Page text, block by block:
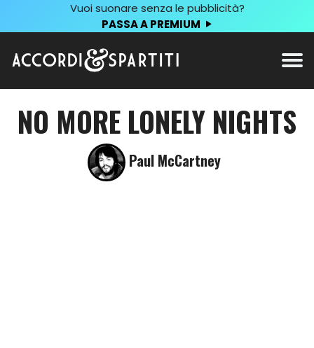
Vuoi suonare senza le pubblicità?
PASSA A PREMIUM
NO MORE LONELY NIGHTS
Paul McCartney